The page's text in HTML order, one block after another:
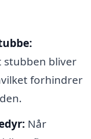
stubben bliver
forhindrer
Når